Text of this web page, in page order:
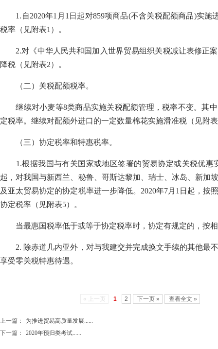
1.自2020年1月1日起对859项商品(不含关税配额商品)实施
税率（见附表1）。
2.对《中华人民共和国加入世界贸易组织关税减让表修正案
降税（见附表2）。
（二）关税配额税率。
继续对小麦等8类商品实施关税配额管理，税率不变。其中
定税率。继续对配额外进口的一定数量棉花实施滑准税（见附
（三）协定税率和特惠税率。
1.根据我国与有关国家或地区签署的贸易协定或关税优惠
起，对我国与新西兰、秘鲁、哥斯达黎加、瑞士、冰岛、新加
及亚太贸易协定的协定税率进一步降低。2020年7月1日起，
协定税率（见附表5）。
当最惠国税率低于或等于协定税率时，协定有规定的，按
2. 除赤道几内亚外，对与我建交并完成换文手续的其他最
享受零关税特惠待遇。
« 上一页 1 2 下一页 » 查看全文 »
上一篇：
为推进贸易高质量发展......
下一篇：
2020年预归类考试......